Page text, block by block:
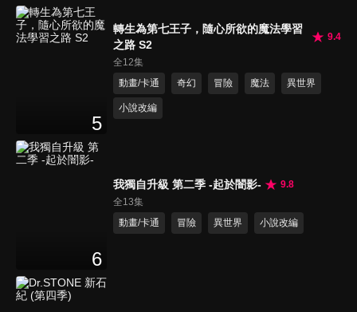
5
轉生為第七王子，隨心所欲的魔法學習
之路 S2
9.4
全12集
動畫/卡通
奇幻 冒險 魔法 異世界
小說改編
6
我獨自升級 第二季 -起於闇影-
9.8
全13集
動畫/卡通
冒險 異世界 小說改編